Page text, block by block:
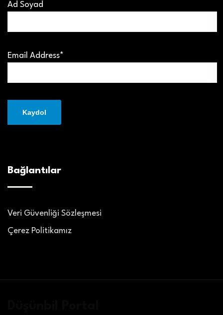
Ad Soyad
Email Address*
Bağlantılar
Veri Güvenliği Sözleşmesi
Çerez Politikamız